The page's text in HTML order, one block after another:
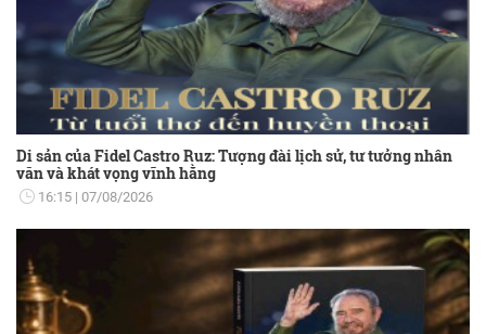
Di sản của Fidel Castro Ruz: Tượng đài lịch sử, tư tưởng nhân
văn và khát vọng vĩnh hằng
16:15 07/08/2026